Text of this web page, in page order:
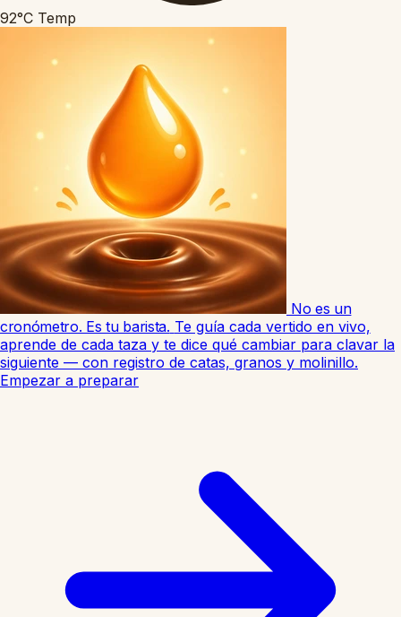
92°C Temp
No es un
cronómetro. Es tu barista. Te guía cada vertido en vivo,
aprende de cada taza y te dice qué cambiar para clavar la
siguiente — con registro de catas, granos y molinillo.
Empezar a preparar